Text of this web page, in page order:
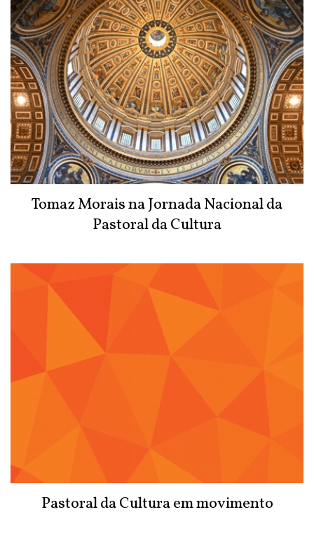
Tomaz Morais na Jornada Nacional da
Pastoral da Cultura
Pastoral da Cultura em movimento